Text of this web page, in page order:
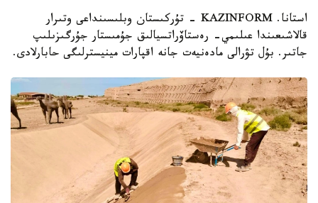
استانا. KAZINFORM - تۇركىستان وبلىسىنداعى وتىرار
قالاشىعىندا عىلىمي- رەستاۆراتسيالىق جۇمىستار جۇرگىزىلىپ
جاتىر. بۇل تۋرالى مادەنيەت جانە اقپارات مينيسترلىگى حابارلادى.